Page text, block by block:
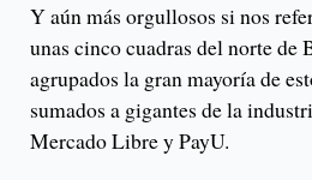
Y aún más orgullosos si nos
unas cinco cuadras del norte de
agrupados la gran mayoría de
sumados a gigantes de la
Mercado Libre y PayU.